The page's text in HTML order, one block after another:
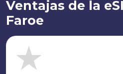
Ventajas de la
Faroe